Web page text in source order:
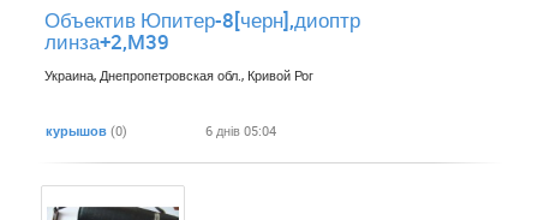
Объектив Юпитер-8[черн],диоптр
линза+2,M39
Украина, Днепропетровская обл., Кривой Рог
курышов (0) 6 днів 05:04